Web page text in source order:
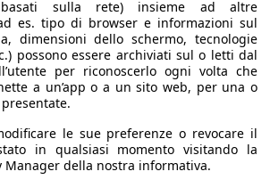
mondo, invece, per trovare un listino
ufficiale basta recarsi nei Paesi
Sandero, come l’intero Sud
il Nord Africa e in diversi Paesi
Emirati Arabi, Arabia Saudita e
è appena stata sostituita dalla
(la versione Renault della Dacia
in diversi Paesi del Sud
semplicemente Renault Logan e
basati sulla rete) insieme ad altre
es. tipo di browser e informazioni sul
dimensioni dello schermo, tecnologie
possono essere archiviati sul o letti dal
per riconoscerlo ogni volta che
a un’app o a un sito web, per una o
le sue preferenze o revocare il
in qualsiasi momento visitando la
Manager della nostra informativa.